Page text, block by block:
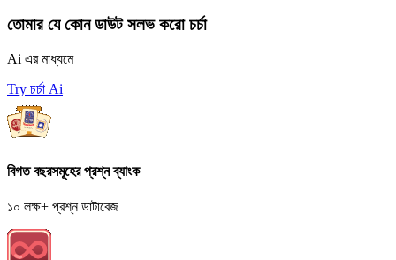
তোমার যে কোন ডাউট সলভ করো চর্চা
Ai এর মাধ্যমে
Try চর্চা Ai
বিগত বছরসমূহের প্রশ্ন ব্যাংক
১০ লক্ষ+ প্রশ্ন ডাটাবেজ